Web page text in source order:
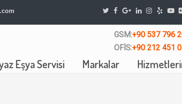
GSM:+90 537 796
OFİS:+90 212 451
Eşya Servisi Markalar